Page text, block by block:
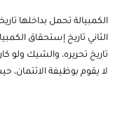
الكمبيالة تحمل بداخلها
الثاني تاريخ إستحقاق
تاريخ تحريره، والشيك ولو
لا يقوم بوظيفة الائتمان،